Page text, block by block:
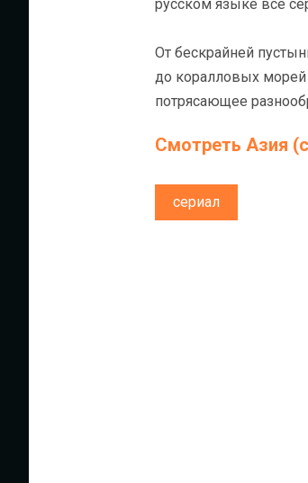
русском языке все
От бескрайней
до коралловых
потрясающее
Смотреть Азия
сериал